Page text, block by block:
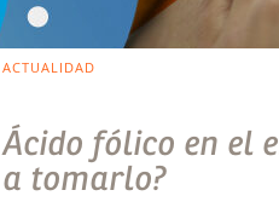
ACTUALIDAD
Ácido fólico en el
a tomarlo?